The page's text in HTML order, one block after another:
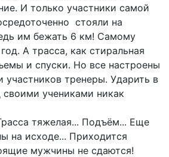
И только участники самой
стояли на
им бежать 6 км! Самому
А трасса, как стиральная
и спуски. Но все настроены
участников тренеры. Ударить в
своими учениками никак
тяжелая... Подъём... Еще
на исходе... Приходится
мужчины не сдаются!